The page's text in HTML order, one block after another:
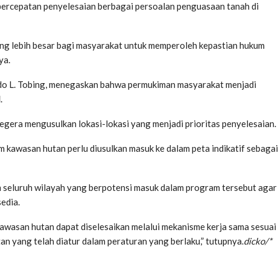
penyelesaian berbagai persoalan penguasaan tanah di
lebih besar bagi masyarakat untuk memperoleh kepastian hukum
Tobing, menegaskan bahwa permukiman masyarakat menjadi
mengusulkan lokasi-lokasi yang menjadi prioritas penyelesaian.
hutan perlu diusulkan masuk ke dalam peta indikatif sebagai
wilayah yang berpotensi masuk dalam program tersebut agar
hutan dapat diselesaikan melalui mekanisme kerja sama sesuai
yang telah diatur dalam peraturan yang berlaku,” tutupnya.dicko/*